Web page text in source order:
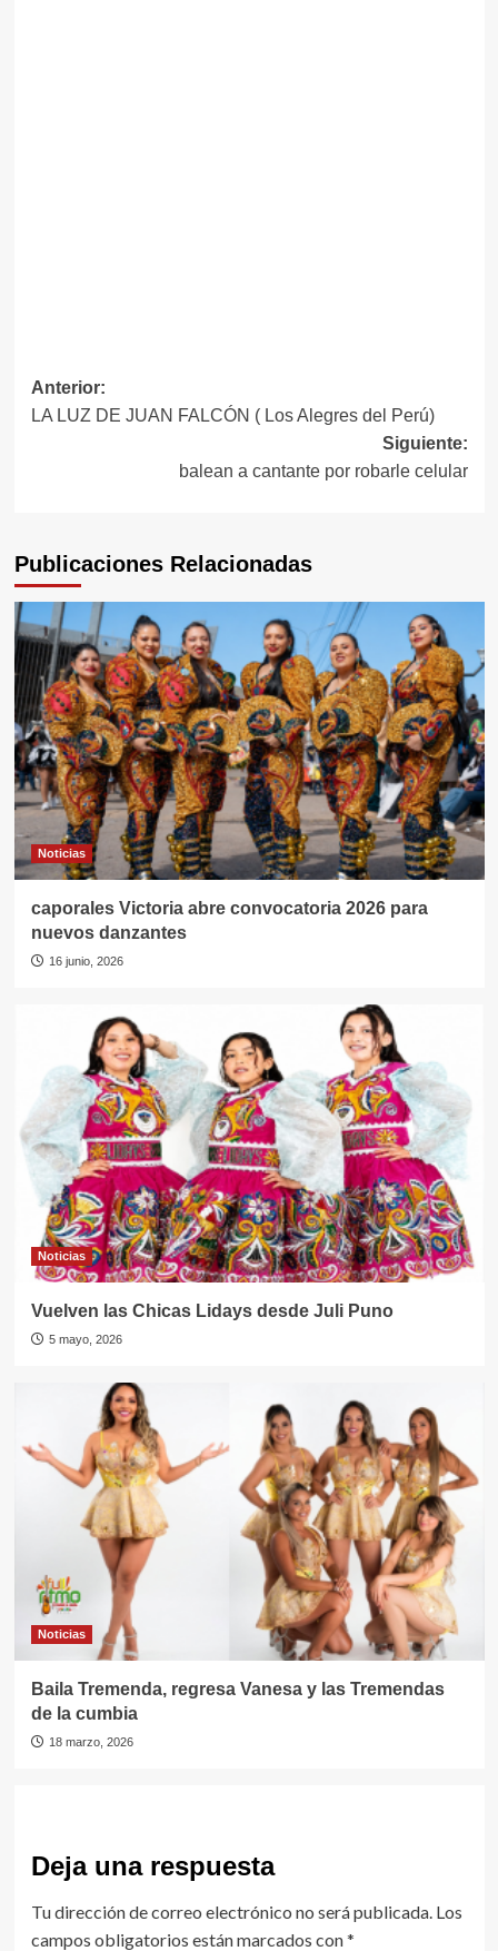
Navegación
de
Anterior:
LA LUZ DE JUAN FALCÓN ( Los Alegres del Perú)
Siguiente:
balean a cantante por robarle celular
Publicaciones Relacionadas
Noticias
caporales Victoria abre convocatoria 2026 para
nuevos danzantes
16 junio, 2026
Noticias
Vuelven las Chicas Lidays desde Juli Puno
5 mayo, 2026
Noticias
Baila Tremenda, regresa Vanesa y las Tremendas
de la cumbia
18 marzo, 2026
Deja una respuesta
Tu dirección de correo electrónico no será publicada. Los
campos obligatorios están marcados con*